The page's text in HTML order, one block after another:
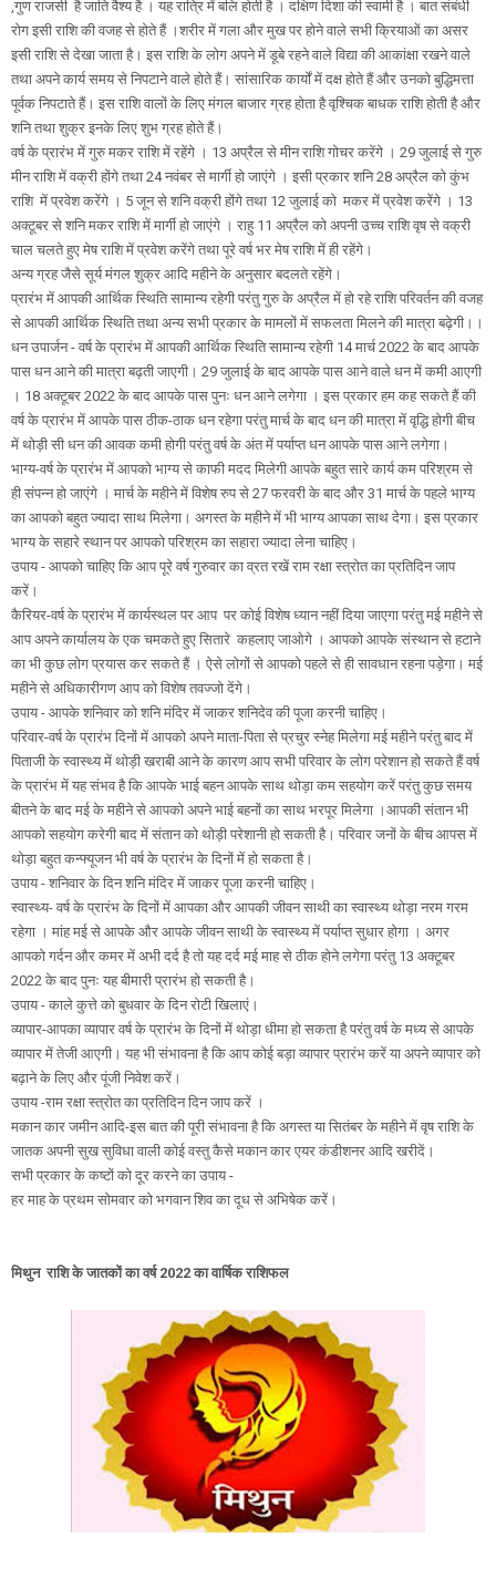
,गुण राजसी है जाति वैश्य है । यह रात्रि में बलि होती है । दक्षिण दिशा की स्वामी है । बात संबंधी
रोग इसी राशि की वजह से होते हैं ।शरीर में गला और मुख पर होने वाले सभी क्रियाओं का असर
इसी राशि से देखा जाता है। इस राशि के लोग अपने में डूबे रहने वाले विद्या की आकांक्षा रखने वाले
तथा अपने कार्य समय से निपटाने वाले होते हैं। सांसारिक कार्यों में दक्ष होते हैं और उनको बुद्धिमत्ता
पूर्वक निपटाते हैं। इस राशि वालों के लिए मंगल बाजार ग्रह होता है वृश्चिक बाधक राशि होती है और
शनि तथा शुक्र इनके लिए शुभ ग्रह होते हैं।
वर्ष के प्रारंभ में गुरु मकर राशि में रहेंगे । 13 अप्रैल से मीन राशि गोचर करेंगे । 29 जुलाई से गुरु
मीन राशि में वक्री होंगे तथा 24 नवंबर से मार्गी हो जाएंगे । इसी प्रकार शनि 28 अप्रैल को कुंभ
राशि में प्रवेश करेंगे । 5 जून से शनि वक्री होंगे तथा 12 जुलाई को मकर में प्रवेश करेंगे । 13
अक्टूबर से शनि मकर राशि में मार्गी हो जाएंगे । राहु 11 अप्रैल को अपनी उच्च राशि वृष से वक्री
चाल चलते हुए मेष राशि में प्रवेश करेंगे तथा पूरे वर्ष भर मेष राशि में ही रहेंगे।
अन्य ग्रह जैसे सूर्य मंगल शुक्र आदि महीने के अनुसार बदलते रहेंगे।
प्रारंभ में आपकी आर्थिक स्थिति सामान्य रहेगी परंतु गुरु के अप्रैल में हो रहे राशि परिवर्तन की वजह
से आपकी आर्थिक स्थिति तथा अन्य सभी प्रकार के मामलों में सफलता मिलने की मात्रा बढ़ेगी।।
धन उपार्जन - वर्ष के प्रारंभ में आपकी आर्थिक स्थिति सामान्य रहेगी 14 मार्च 2022 के बाद आपके
पास धन आने की मात्रा बढ़ती जाएगी। 29 जुलाई के बाद आपके पास आने वाले धन में कमी आएगी
। 18 अक्टूबर 2022 के बाद आपके पास पुनः धन आने लगेगा । इस प्रकार हम कह सकते हैं की
वर्ष के प्रारंभ में आपके पास ठीक-ठाक धन रहेगा परंतु मार्च के बाद धन की मात्रा में वृद्धि होगी बीच
में थोड़ी सी धन की आवक कमी होगी परंतु वर्ष के अंत में पर्याप्त धन आपके पास आने लगेगा।
भाग्य-वर्ष के प्रारंभ में आपको भाग्य से काफी मदद मिलेगी आपके बहुत सारे कार्य कम परिश्रम से
ही संपन्न हो जाएंगे । मार्च के महीने में विशेष रुप से 27 फरवरी के बाद और 31 मार्च के पहले भाग्य
का आपको बहुत ज्यादा साथ मिलेगा। अगस्त के महीने में भी भाग्य आपका साथ देगा। इस प्रकार
भाग्य के सहारे स्थान पर आपको परिश्रम का सहारा ज्यादा लेना चाहिए।
उपाय - आपको चाहिए कि आप पूरे वर्ष गुरुवार का व्रत रखें राम रक्षा स्त्रोत का प्रतिदिन जाप
करें।
कैरियर-वर्ष के प्रारंभ में कार्यस्थल पर आप पर कोई विशेष ध्यान नहीं दिया जाएगा परंतु मई महीने से
आप अपने कार्यालय के एक चमकते हुए सितारे कहलाए जाओगे । आपको आपके संस्थान से हटाने
का भी कुछ लोग प्रयास कर सकते हैं । ऐसे लोगों से आपको पहले से ही सावधान रहना पड़ेगा। मई
महीने से अधिकारीगण आप को विशेष तवज्जो देंगे।
उपाय - आपके शनिवार को शनि मंदिर में जाकर शनिदेव की पूजा करनी चाहिए।
परिवार-वर्ष के प्रारंभ दिनों में आपको अपने माता-पिता से प्रचुर स्नेह मिलेगा मई महीने परंतु बाद में
पिताजी के स्वास्थ्य में थोड़ी खराबी आने के कारण आप सभी परिवार के लोग परेशान हो सकते हैं वर्ष
के प्रारंभ में यह संभव है कि आपके भाई बहन आपके साथ थोड़ा कम सहयोग करें परंतु कुछ समय
बीतने के बाद मई के महीने से आपको अपने भाई बहनों का साथ भरपूर मिलेगा ।आपकी संतान भी
आपको सहयोग करेगी बाद में संतान को थोड़ी परेशानी हो सकती है। परिवार जनों के बीच आपस में
थोड़ा बहुत कन्फ्यूजन भी वर्ष के प्रारंभ के दिनों में हो सकता है।
उपाय - शनिवार के दिन शनि मंदिर में जाकर पूजा करनी चाहिए।
स्वास्थ्य- वर्ष के प्रारंभ के दिनों में आपका और आपकी जीवन साथी का स्वास्थ्य थोड़ा नरम गरम
रहेगा । मांह मई से आपके और आपके जीवन साथी के स्वास्थ्य में पर्याप्त सुधार होगा । अगर
आपको गर्दन और कमर में अभी दर्द है तो यह दर्द मई माह से ठीक होने लगेगा परंतु 13 अक्टूबर
2022 के बाद पुनः यह बीमारी प्रारंभ हो सकती है।
उपाय - काले कुत्ते को बुधवार के दिन रोटी खिलाएं।
व्यापार-आपका व्यापार वर्ष के प्रारंभ के दिनों में थोड़ा धीमा हो सकता है परंतु वर्ष के मध्य से आपके
व्यापार में तेजी आएगी। यह भी संभावना है कि आप कोई बड़ा व्यापार प्रारंभ करें या अपने व्यापार को
बढ़ाने के लिए और पूंजी निवेश करें।
उपाय -राम रक्षा स्त्रोत का प्रतिदिन दिन जाप करें ।
मकान कार जमीन आदि-इस बात की पूरी संभावना है कि अगस्त या सितंबर के महीने में वृष राशि के
जातक अपनी सुख सुविधा वाली कोई वस्तु कैसे मकान कार एयर कंडीशनर आदि खरीदें।
सभी प्रकार के कष्टों को दूर करने का उपाय -
हर माह के प्रथम सोमवार को भगवान शिव का दूध से अभिषेक करें।
मिथुन राशि के जातकों का वर्ष 2022 का वार्षिक राशिफल